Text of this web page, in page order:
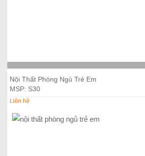
Thêm vào giỏ hàng
Nội Thất Phòng Ngủ Trẻ Em
MSP: S30
Liên hệ